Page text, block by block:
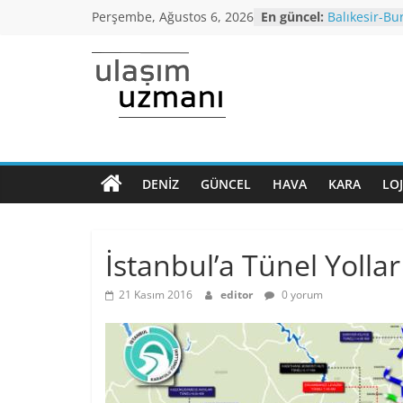
Perşembe, Ağustos 6, 2026 En güncel: Balıkesir-
Dönem
kriterleri
Ulaşım
Uzmanı
UlaşımınDENIZ GÜNCEL HAVA KARA
İstanbul’a Tünel
21 Kasım 2016 editor 0 yorum